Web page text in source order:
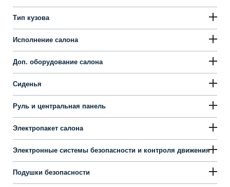
Тип кузова
Исполнение салона
Доп. оборудование салона
Сиденья
Руль и центральная панель
Электропакет салона
Электронные системы безопасности и контроля движения
Подушки безопасности